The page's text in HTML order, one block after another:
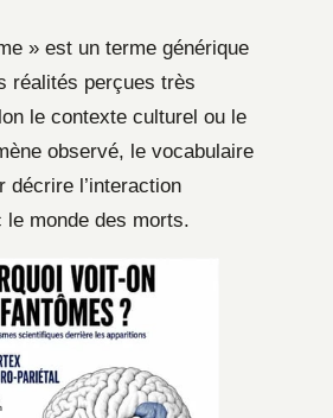
» est un terme générique
réalités perçues très
le contexte culturel ou le
observé, le vocabulaire
décrire l’interaction
le monde des morts.